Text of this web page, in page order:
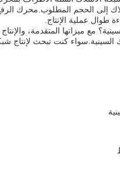
طوال عملية الإنتاج.
مع ميزاتها المتقدمة،
كنت تبحث لإنتاج